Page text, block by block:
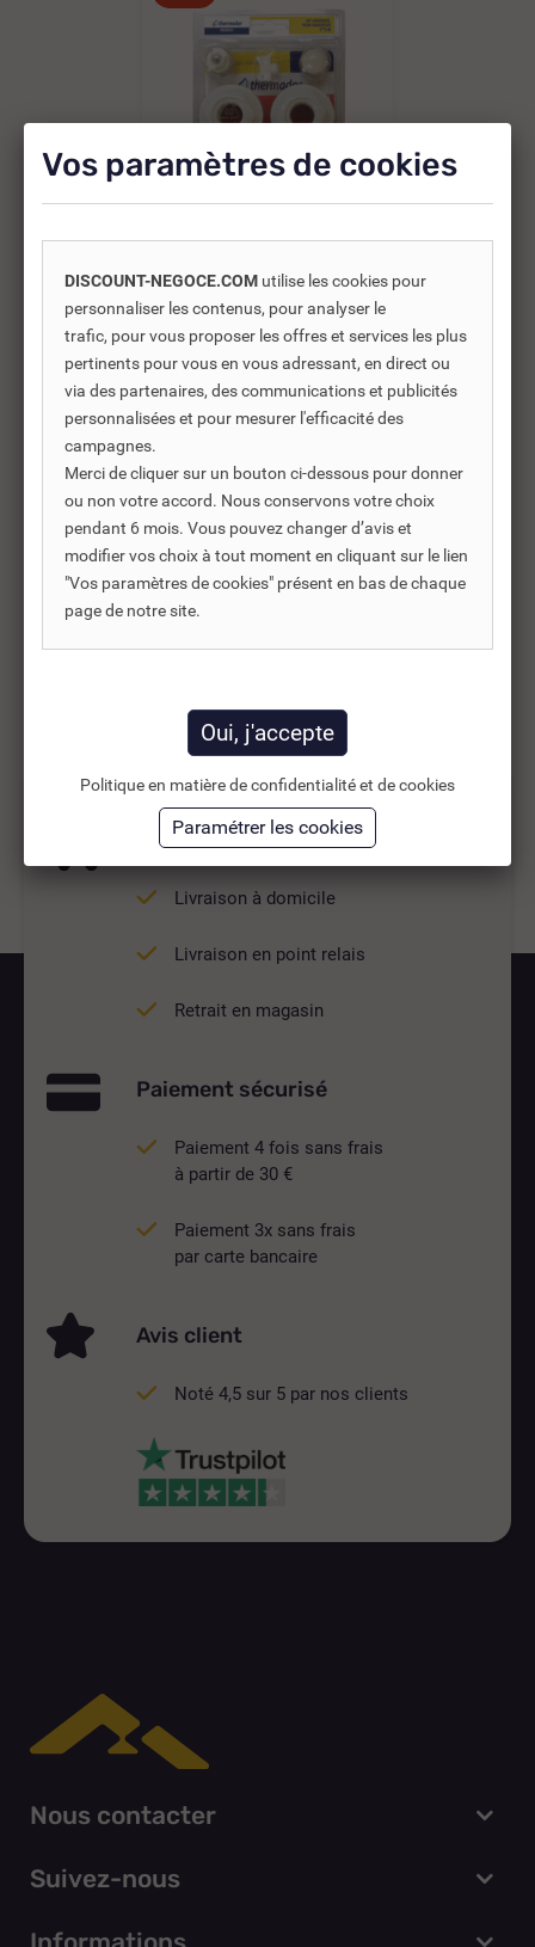
KIT DE BOUCHONS
PURGEURS THERMADOR
POUR RADIATEUR...
10,08 €
Voir toutes les
références
Livraison
Livraison à domicile
Livraison en point relais
Retrait en magasin
Paiement sécurisé
Paiement 4 fois sans frais
à partir de 30 €
Paiement 3x sans frais
par carte bancaire
Avis client
Noté 4,5 sur 5 par nos clients
Nous contacter
Suivez-nous
Vos paramètres de cookies
DISCOUNT-NEGOCE.COM utilise les cookies pour
personnaliser les contenus, pour analyser le
trafic, pour vous proposer les offres et services les plus
pertinents pour vous en vous adressant, en direct ou
via des partenaires, des communications et publicités
personnalisées et pour mesurer l'efficacité des
campagnes.
Merci de cliquer sur un bouton ci-dessous pour donner
ou non votre accord. Nous conservons votre choix
pendant 6 mois. Vous pouvez changer d’avis et
modifier vos choix à tout moment en cliquant sur le lien
"Vos paramètres de cookies" présent en bas de chaque
page de notre site.
Politique en matière de confidentialité et de cookies